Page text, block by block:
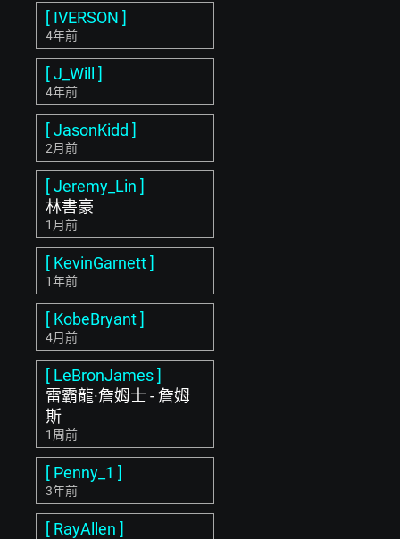
[ IVERSON ]
4年前
[ J_Will ]
4年前
[ JasonKidd ]
2月前
[ Jeremy_Lin ]
林書豪
1月前
[ KevinGarnett ]
1年前
[ KobeBryant ]
4月前
[ LeBronJames ]
雷霸龍·詹姆士 - 詹姆
斯
1周前
[ Penny_1 ]
3年前
[ RayAllen ]